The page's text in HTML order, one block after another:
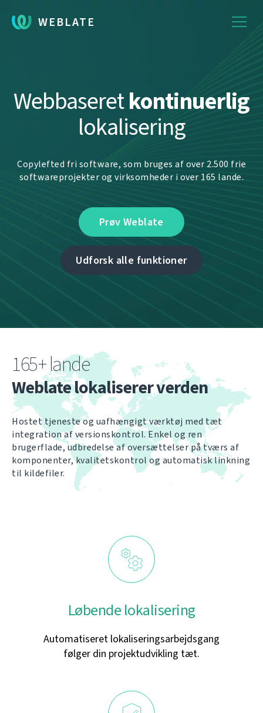
WEBLATE
Webbaseretkontinuerlig
lokalisering
Copylefted fri software, som bruges af over 2.500 frie
softwareprojekter og virksomheder i over 165 lande.
Prøv Weblate
Udforsk alle funktioner
165+ lande
Weblate lokaliserer verden
Hostet tjeneste og uafhængigt værktøj med tæt
integration af versionskontrol. Enkel og ren
brugerflade, udbredelse af oversættelser på tværs af
komponenter, kvalitetskontrol og automatisk linkning
til kildefiler.
Løbende lokalisering
Automatiseret lokaliseringsarbejdsgang
følger din projektudvikling tæt.